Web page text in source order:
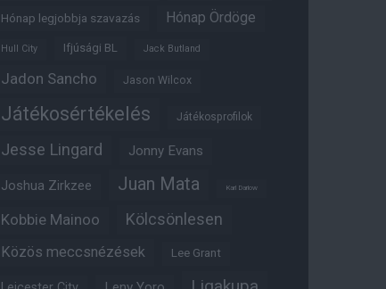
Hónap legjobbja szavazás Hónap Ördöge
Hull City Ifjúsági BL Jack Butland
Jadon Sancho Jason Wilcox
Játékosértékelés Játékosprofilok
Jesse Lingard Jonny Evans
Joshua Zirkzee Juan Mata Karl Darlow
Kobbie Mainoo Kölcsönlesen
Közös meccsnézések Lee Grant